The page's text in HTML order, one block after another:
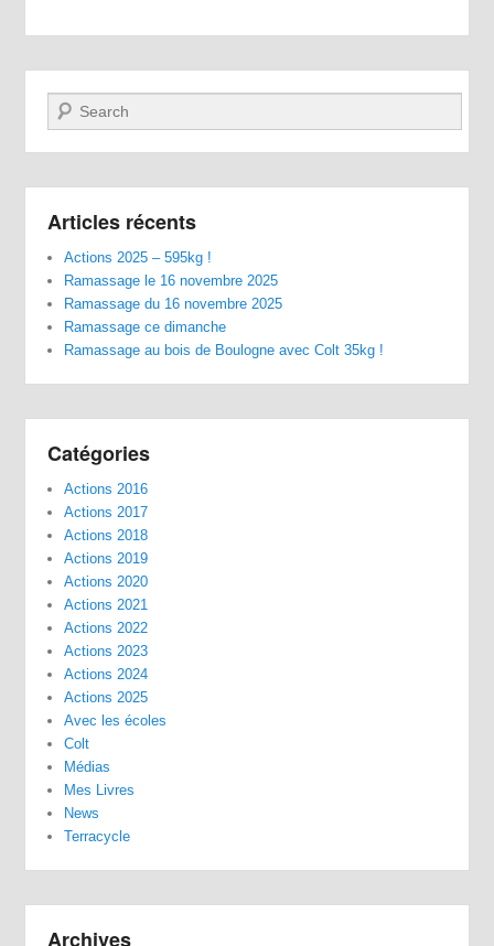
Recherche
Articles récents
Actions 2025 – 595kg !
Ramassage le 16 novembre 2025
Ramassage du 16 novembre 2025
Ramassage ce dimanche
Ramassage au bois de Boulogne avec Colt 35kg !
Catégories
Actions 2016
Actions 2017
Actions 2018
Actions 2019
Actions 2020
Actions 2021
Actions 2022
Actions 2023
Actions 2024
Actions 2025
Avec les écoles
Colt
Médias
Mes Livres
News
Terracycle
Archives